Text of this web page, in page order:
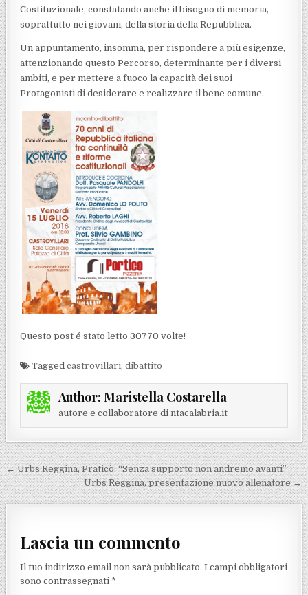
Costituzionale, constatando anche il bisogno di memoria,
soprattutto nei giovani, della storia della Repubblica.
Un appuntamento, insomma, per rispondere a più esigenze,
attenzionando questo Percorso, determinante per i diversi
ambiti, e per mettere a fuoco la capacità dei suoi
Protagonisti di desiderare e realizzare il bene comune.
Questo post é stato letto 30770 volte!
Taggedcastrovillari,dibattito
Author: Maristella Costarella
autore e collaboratore di ntacalabria.it
Navigazione articoli
← Urbs Reggina, Praticò: “Senza supporto non andremo avanti”
Urbs Reggina, presentazione nuovo allenatore →
Lascia un commento
Il tuo indirizzo email non sarà pubblicato. I campi obbligatori
sono contrassegnati *